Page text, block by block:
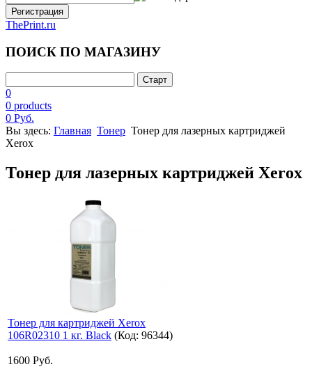
Регистрация
ThePrint.ru
ПОИСК ПО МАГАЗИНУ
0
0 products
0 Руб.
Вы здесь: Главная Тонер Тонер для лазерных картриджей
Xerox
Тонер для лазерных картриджей Xerox
Тонер для картриджей Xerox
106R02310 1 кг. Black (Код: 96344)
1600 Руб.